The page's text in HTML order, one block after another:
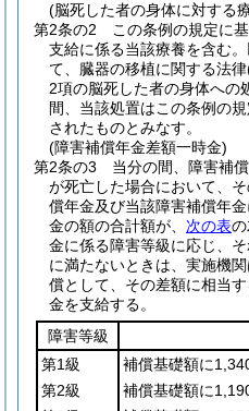
(脳死した者の身体に対する
第2条の2
この条例の規定に
支給に係る当該療養を含む
て、臓器の移植に関する法律
2項の脳死した者の身体への
間、当該処置はこの条例の
されたものとみなす。
(障害補償年金差額一時金)
第2条の3
当分の間、障害補
が死亡した場合において、
償年金及び当該障害補償年
金の額の合計額が、 次の表
金に係る障害等級に応じ、
に満たないときは、実施機
償として、その差額に相当
金を支給する。
障害等級
第1級
補償基礎額に
第2級
補償基礎額に